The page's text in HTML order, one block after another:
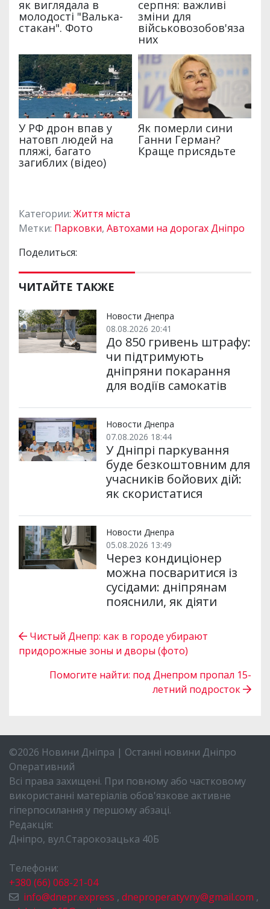
Категории: Життя міста
Метки: Парковки, Автохами на дорогах Дніпро
Поделиться:
ЧИТАЙТЕ ТАКЖЕ
Новости Днепра
08.08.2026 20:41
До 850 гривень штрафу:
чи підтримують
дніпряни покарання
для водіїв самокатів
Новости Днепра
07.08.2026 18:44
У Дніпрі паркування
буде безкоштовним для
учасників бойових дій:
як скористатися
Новости Днепра
05.08.2026 13:49
Через кондиціонер
можна посваритися із
сусідами: дніпрянам
пояснили, як діяти
Чистый Днепр: как в городе убирают
придорожные зоны и дворы (фото)
Помогите найти: под Днепром пропал 15-
летний подросток
©2026 Новини Дніпра | Останні новини Дніпро
Оперативний
Всі права захищені. При повному або частковому
використанні матеріалів обов'язкове активне
гіперпосилання у першому абзаці.
Редакція:
Дніпро, вул.Старокозацька 40Б
Телефони:
+380 (66) 068-21-04
info@dnepr.express , dneproperatyvny@gmail.com ,